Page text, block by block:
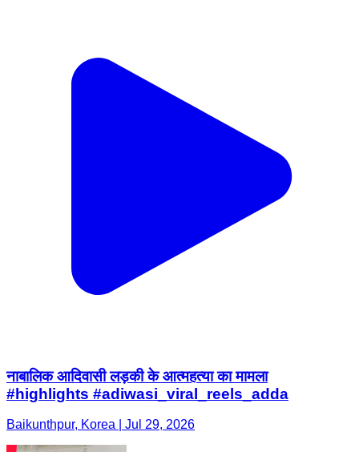
नाबालिक आदिवासी लड़की के आत्महत्या का मामला
#highlights #adiwasi_viral_reels_adda
Baikunthpur, Korea | Jul 29, 2026